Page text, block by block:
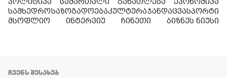
სამხედროსაზოგადოებაკულტურაჯანდაცვასპორტი
მსოფლიო
ინტერვიუ ჩინეთი ბიზნეს ნიუსი
ᲩᲕᲔᲜᲡ ᲨᲔᲡᲐᲮᲔᲑ